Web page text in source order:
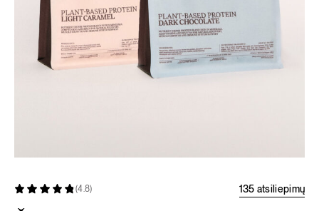
(4.8) 135 atsiliepimų